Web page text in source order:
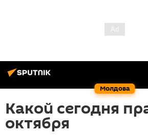
Молдова
Какой сегодня
октября